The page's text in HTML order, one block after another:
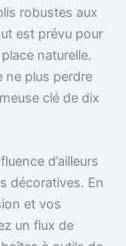
robustes aux
est prévu pour
naturelle.
ne plus perdre
clé de dix
d’ailleurs
décoratives. En
et vos
un flux de